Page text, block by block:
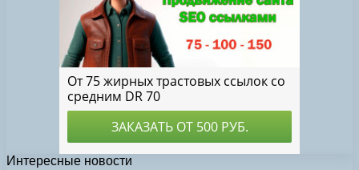
Интересные новости